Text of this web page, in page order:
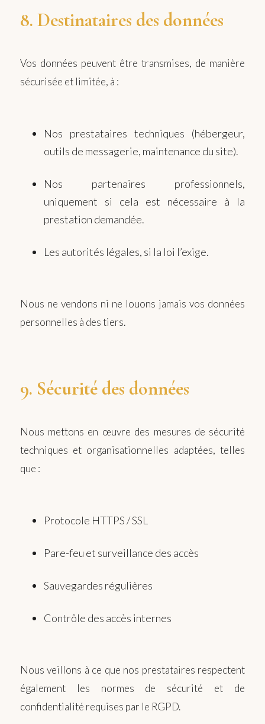
8. Destinataires des données
Vos données peuvent être transmises, de manière
sécurisée et limitée, à :
Nos prestataires techniques (hébergeur,
outils de messagerie, maintenance du site).
Nos partenaires professionnels,
uniquement si cela est nécessaire à la
prestation demandée.
Les autorités légales, si la loi l’exige.
Nous ne vendons ni ne louons jamais vos données
personnelles à des tiers.
9. Sécurité des données
Nous mettons en œuvre des mesures de sécurité
techniques et organisationnelles adaptées, telles
que :
Protocole HTTPS / SSL
Pare-feu et surveillance des accès
Sauvegardes régulières
Contrôle des accès internes
Nous veillons à ce que nos prestataires respectent
également les normes de sécurité et de
confidentialité requises par le RGPD.